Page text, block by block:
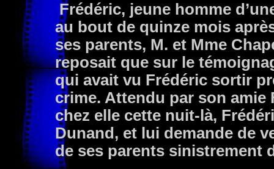
Frédéric, jeune homme
au bout de quinze mois
ses parents, M. et Mme
reposait que sur le
qui avait vu Frédéric sortir
crime. Attendu par son amie
chez elle cette nuit-là,
Dunand, et lui demande de
de ses parents sinistrement